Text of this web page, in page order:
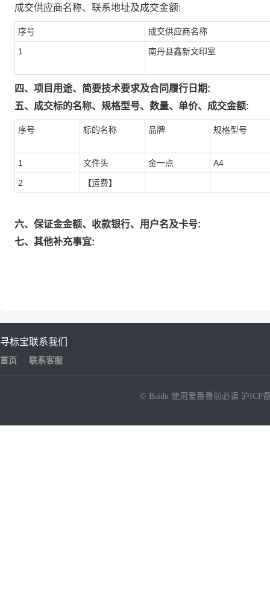
成交供应商名称、联系地址及成交金额:
序号 成交供应商名称
1 南丹县鑫新文印室
四、项目用途、简要技术要求及合同履行日期:
五、成交标的名称、规格型号、数量、单价、成交金额:
序号 标的名称 品牌 规格型号
1 文件头 金一点 A4
2 【运费】
六、保证金金额、收款银行、用户名及卡号:
七、其他补充事宜:
寻标宝
首页
联系我们
联系客服
© Baidu 使用爱番番前必读 沪ICP